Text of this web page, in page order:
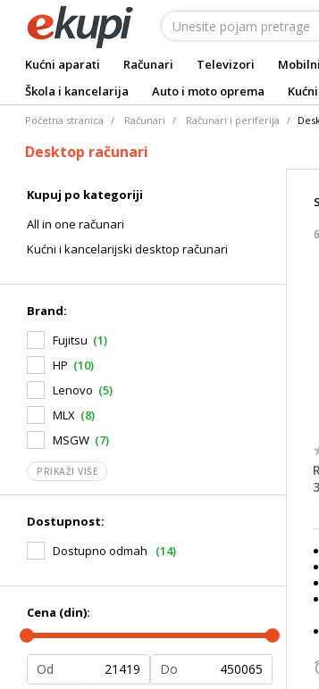
Kućni aparati Računari Televizori
Škola i kancelarija
Auto i moto oprema
Početna stranica Računari Računari i periferija
Desktop računari
Kupuj po kategoriji
All in one računari
Kućni i kancelarijski desktop računari
Brand:
Fujitsu (1)
HP (10)
Lenovo (5)
MLX (8)
MSGW (7)
PRIKAŽI VIŠE
Dostupnost:
Dostupno odmah
(14)
Cena (din):
Od Do